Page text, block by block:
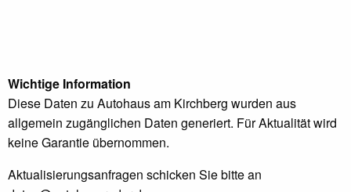
Wichtige Information
Diese Daten zu Autohaus am Kirchberg wurden aus
allgemein zugänglichen Daten generiert. Für Aktualität wird
keine Garantie übernommen.
Aktualisierungsanfragen schicken Sie bitte an